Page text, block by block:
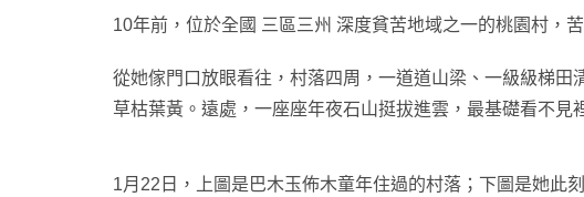
10年前，位於全國 三區三州 深度貧苦地域之一的桃園村，
從她傢門口放眼看往，村落四周，一道道山梁、一級級梯
草枯葉黃。遠處，一座座年夜石山挺拔進雲，最基礎看不見
1月22日，上圖是巴木玉佈木童年住過的村落；下圖是她此